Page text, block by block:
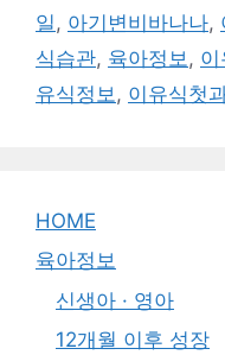
일 , 아기변비바나나,
식습관, 육아정보 , 이
유식정보 , 이유식첫
HOME
육아정보
신생아 · 영아
12개월 이후 성장